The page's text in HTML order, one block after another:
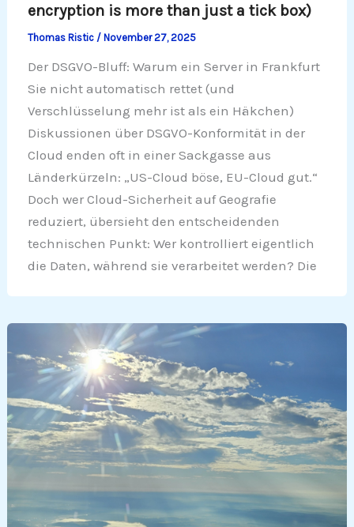
encryption is more than just a tick box)
Thomas Ristic / November 27, 2025
Der DSGVO-Bluff: Warum ein Server in Frankfurt
Sie nicht automatisch rettet (und
Verschlüsselung mehr ist als ein Häkchen)
Diskussionen über DSGVO-Konformität in der
Cloud enden oft in einer Sackgasse aus
Länderkürzeln: „US-Cloud böse, EU-Cloud gut.“
Doch wer Cloud-Sicherheit auf Geografie
reduziert, übersieht den entscheidenden
technischen Punkt: Wer kontrolliert eigentlich
die Daten, während sie verarbeitet werden? Die